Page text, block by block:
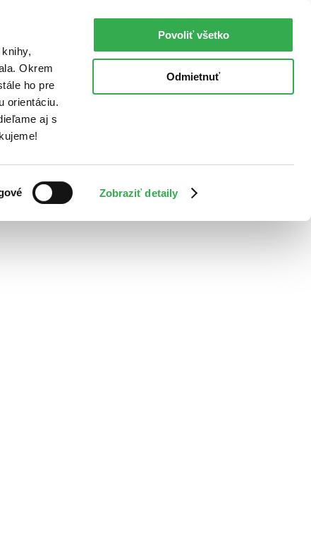
Okrem
ho pre
orientáciu.
aj s
Zobraziť detaily
Povoliť všetko
Odmietnuť